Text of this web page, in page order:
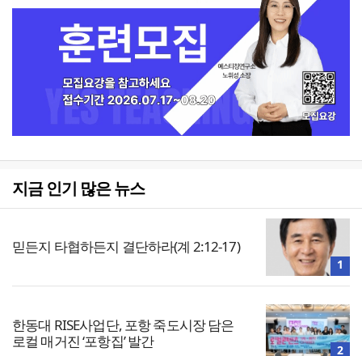
지금 인기 많은 뉴스
믿든지 타협하든지 결단하라(계 2:12-17)
1
한동대 RISE사업단, 포항 죽도시장 담은
로컬 매거진 ‘포항집’ 발간
2